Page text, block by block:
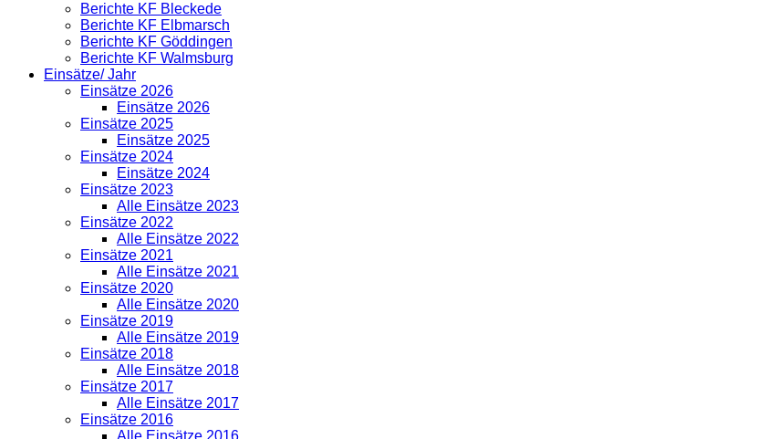
Berichte KF Bleckede
Berichte KF Elbmarsch
Berichte KF Göddingen
Berichte KF Walmsburg
Einsätze/ Jahr
Einsätze 2026
Einsätze 2026
Einsätze 2025
Einsätze 2025
Einsätze 2024
Einsätze 2024
Einsätze 2023
Alle Einsätze 2023
Einsätze 2022
Alle Einsätze 2022
Einsätze 2021
Alle Einsätze 2021
Einsätze 2020
Alle Einsätze 2020
Einsätze 2019
Alle Einsätze 2019
Einsätze 2018
Alle Einsätze 2018
Einsätze 2017
Alle Einsätze 2017
Einsätze 2016
Alle Einsätze 2016